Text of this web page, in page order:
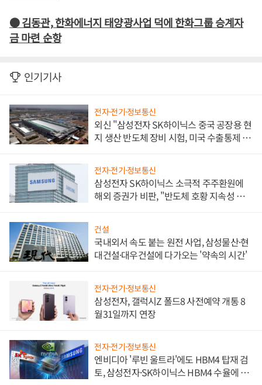
● 김동관, 한화에너지 태양광사업 덕에 한화그룹 승계자
금 마련 순항
인기기사
전자·전기·정보통신
외신 "삼성전자 SK하이닉스 중국 공장용 현
지 생산 반도체 장비 시험, 미국 수출통제 대
전자·전기·정보통신
삼성전자 SK하이닉스 소극적 주주환원에
해외 증권가 비판, "반도체 호황 지속성 의
건설
국내외서 속도 붙는 원전 사업, 삼성물산·현
대건설·대우건설에 다가오는 '약속의 시간'
전자·전기·정보통신
삼성전자, 갤럭시Z 폴드8 사전예약 개통 8
월31일까지 연장
전자·전기·정보통신
엔비디아 '루빈 울트라'에도 HBM4 탑재 검
토, 삼성전자·SK하이닉스 HBM4 수율에 주